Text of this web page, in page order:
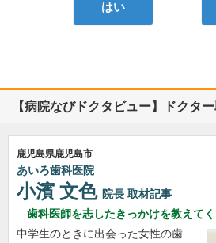
はい
【病院なびドクタビュー】ドクタ
鹿児島県鹿児島市
あいろ歯科医院
小濱 文色 院長 取材記事
歯科医師を志したきっかけを教えてく
中学生のときに出会った女性の歯